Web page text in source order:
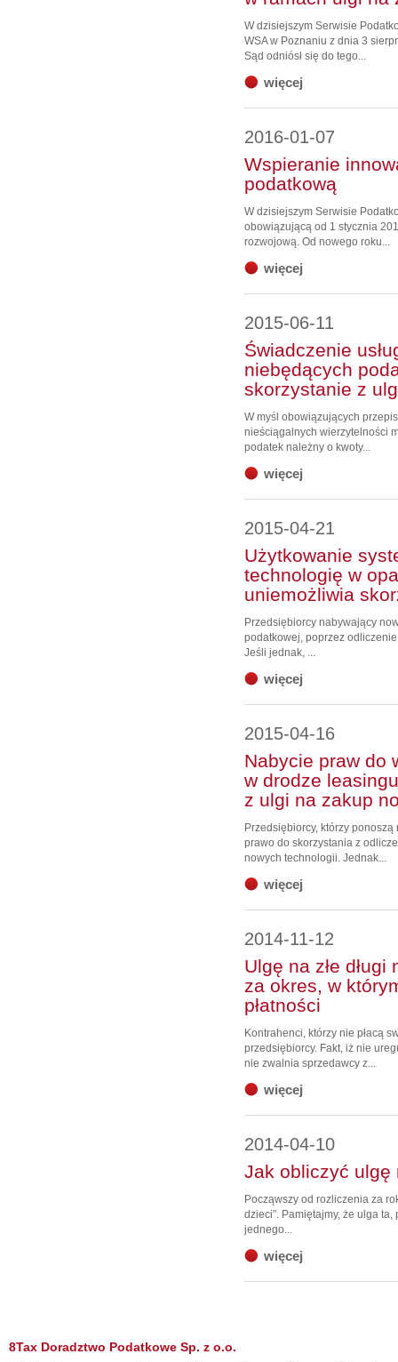
W dzisiejszym Serwisie
WSA w Poznaniu z dnia 3
Sąd odniósł się do tego...
więcej
2016-01-07
Wspieranie
podatkową
W dzisiejszym Serwisie
obowiązującą od 1 stycznia
rozwojową. Od nowego roku...
więcej
2015-06-11
Świadczenie
niebędących
skorzystanie z
W myśl obowiązujących
nieściągalnych wierzytelności
podatek należny o kwoty...
więcej
2015-04-21
Użytkowanie
technologię w
uniemożliwia
Przedsiębiorcy nabywający
podatkowej, poprzez
Jeśli jednak, ...
więcej
2015-04-16
Nabycie praw do
w drodze
z ulgi na zakup
Przedsiębiorcy, którzy
prawo do skorzystania z
nowych technologii. Jednak...
więcej
2014-11-12
Ulgę na złe
za okres, w
płatności
Kontrahenci, którzy nie płacą
przedsiębiorcy. Fakt, iż nie
nie zwalnia sprzedawcy z...
więcej
2014-04-10
Jak obliczyć ulgę
Począwszy od rozliczenia za
dzieci”. Pamiętajmy, że ulga ta,
jednego...
więcej
8Tax Doradztwo Podatkowe Sp. z o.o.